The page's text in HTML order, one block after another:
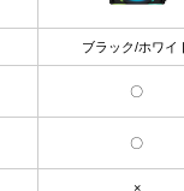
ブラック/ホワイ
〇
〇
×